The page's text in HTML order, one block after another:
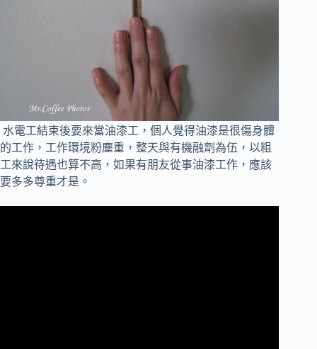
水電工結束後要來當油漆工，個人覺得油漆是很傷身體
的工作， 工作環境粉塵重，整天與有機融劑為伍，以粗
工來說待遇也算不高，如果有朋友從事油漆工作，應該
要多多尊重才是。